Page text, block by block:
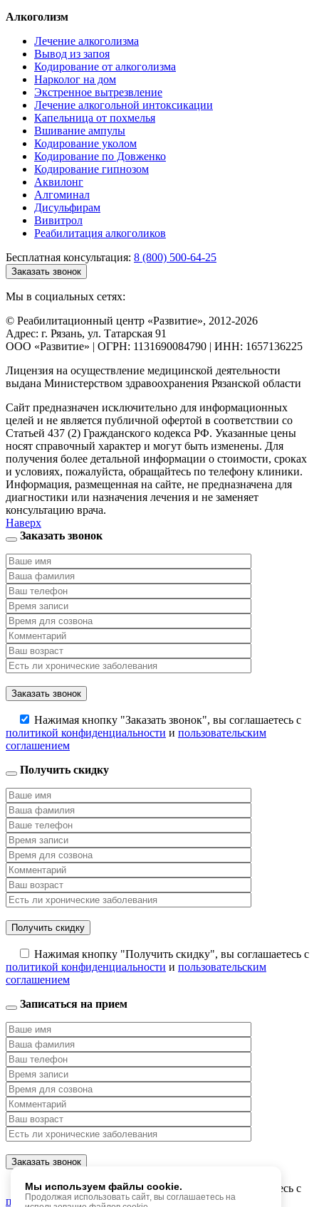
Алкоголизм
Лечение алкоголизма
Вывод из запоя
Кодирование от алкоголизма
Нарколог на дом
Экстренное вытрезвление
Лечение алкогольной интоксикации
Капельница от похмелья
Вшивание ампулы
Кодирование уколом
Кодирование по Довженко
Кодирование гипнозом
Аквилонг
Алгоминал
Дисульфирам
Вивитрол
Реабилитация алкоголиков
Бесплатная консультация: 8 (800) 500-64-25
Заказать звонок
Мы в социальных сетях:
© Реабилитационный центр «Развитие», 2012-2026
Адрес: г. Рязань, ул. Татарская 91
ООО «Развитие» | ОГРН: 1131690084790 | ИНН: 1657136225
Лицензия на осуществление медицинской деятельности
выдана Министерством здравоохранения Рязанской области
Сайт предназначен исключительно для информационных
целей и не является публичной офертой в соответствии со
Статьей 437 (2) Гражданского кодекса РФ. Указанные цены
носят справочный характер и могут быть изменены. Для
получения более детальной информации о стоимости, сроках
и условиях, пожалуйста, обращайтесь по телефону клиники.
Информация, размещенная на сайте, не предназначена для
диагностики или назначения лечения и не заменяет
консультацию врача.
Наверх
Заказать звонок
Нажимая кнопку "Заказать звонок", вы соглашаетесь с
политикой конфиденциальности и пользовательским
соглашением
Получить скидку
Нажимая кнопку "Получить скидку", вы соглашаетесь с
политикой конфиденциальности и пользовательским
соглашением
Записаться на прием
Нажимая кнопку "Заказать звонок", вы соглашаетесь с
политикой конфиденциальности ипользовательским
Мы используем файлы cookie.
Продолжая использовать сайт, вы соглашаетесь на